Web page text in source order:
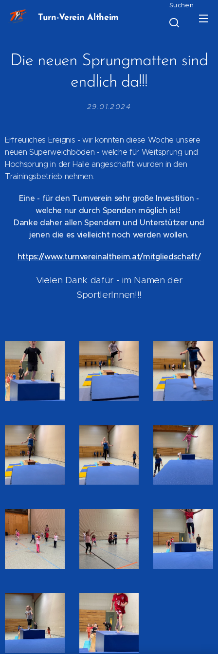
Turn-Verein Altheim
Suchen
Die neuen Sprungmatten sind
endlich da!!!
29.01.2024
Erfreuliches Ereignis - wir konnten diese Woche unsere
neuen Superweichböden - welche für Weitsprung und
Hochsprung in der Halle angeschafft wurden in den
Trainingsbetrieb nehmen.
Eine - für den Turnverein sehr große Investition -
welche nur durch Spenden möglich ist!
Danke daher allen Spendern und Unterstützer und
jenen die es vielleicht noch werden wollen.
https://www.turnvereinaltheim.at/mitgliedschaft/
Vielen Dank dafür - im Namen der
SportlerInnen!!!